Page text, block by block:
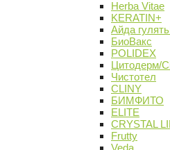
Herba Vitae
KERATIN+
Айда
БиоВакс
POLIDEX
Цитодерм/
Чистотел
CLINY
БИМФИТО
ELITE
CRYSTAL
Frutty
Veda